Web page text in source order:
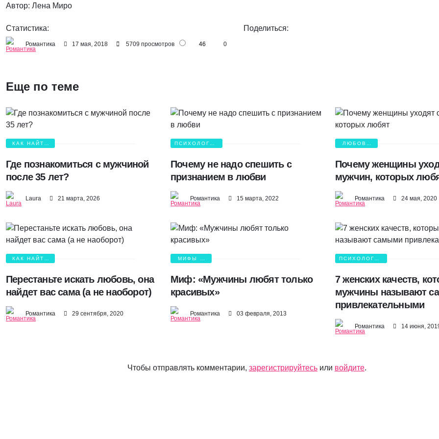
Автор: Лена Миро
Статистика:
Романтика 17 мая, 2018 5709 просмотров 46 0
Поделиться:
Еще по теме
КАК НАЙТИ
Где познакомиться с мужчиной
после 35 лет?
Laura 21 марта, 2026
ПСИХОЛОГИЯ
Почему не надо спешить с
признанием в любви
Романтика 15 марта, 2022
ЛЮБОВЬ
Почему женщины
мужчин, которых
Романтика 24 мая, 2020
КАК НАЙТИ
Перестаньте искать любовь, она
найдет вас сама (а не наоборот)
Романтика 29 сентября, 2020
МИФЫ О
Миф: «Мужчины любят только
красивых»
Романтика 03 февраля, 2013
ПСИХОЛОГИЯ
7 женских качеств,
мужчины называют
привлекательными
Романтика 14 июня,
Чтобы отправлять комментарии, зарегистрируйтесь или войдите.